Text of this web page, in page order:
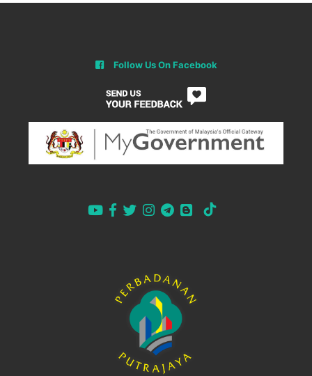
Follow Us On Facebook